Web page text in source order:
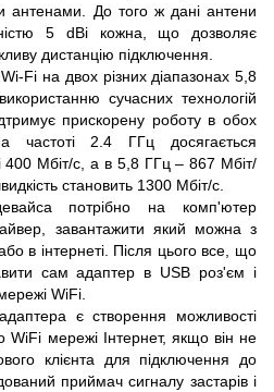
антенами. До того ж дані антени
5 dBi кожна, що дозволяє
дистанцію підключення.
Fi на двох різних діапазонах 5,8
сучасних технологій
прискорену роботу в обох
частоті 2.4 ГГц досягається
400 Мбіт/с, а в 5,8 ГГц – 867 Мбіт/
становить 1300 Мбіт/с.
потрібно на комп'ютер
завантажити який можна з
в інтернеті. Після цього все, що
сам адаптер в USB роз'єм і
WiFi.
є створення можливості
WiFi мережі Інтернет, якщо він не
клієнта для підключення до
приймач сигналу застарів і